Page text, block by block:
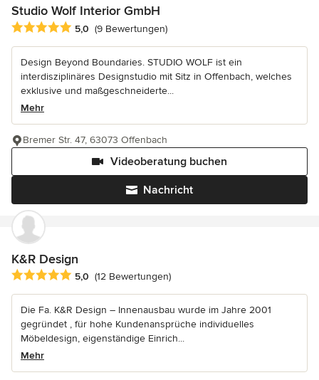
Studio Wolf Interior GmbH
Durchschnittliche Bewertung: 5 von 5 Sternen
5,0 (9 Bewertungen)
Design Beyond Boundaries. STUDIO WOLF ist ein
interdisziplinäres Designstudio mit Sitz in Offenbach, welches
exklusive und maßgeschneiderte...
Mehr
Nachricht
Videoberatung buchen
Bremer Str. 47, 63073 Offenbach
K&R Design
Durchschnittliche Bewertung: 5 von 5 Sternen
5,0 (12 Bewertungen)
Die Fa. K&R Design – Innenausbau wurde im Jahre 2001
gegründet , für hohe Kundenansprüche individuelles
Möbeldesign, eigenständige Einrich...
Mehr